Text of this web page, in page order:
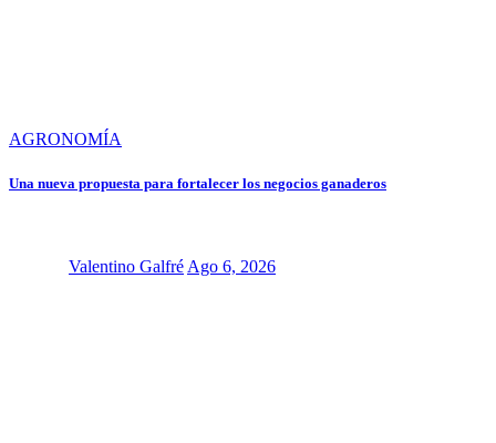
AGRONOMÍA
Una nueva propuesta para fortalecer los negocios ganaderos
Valentino Galfré Ago 6, 2026